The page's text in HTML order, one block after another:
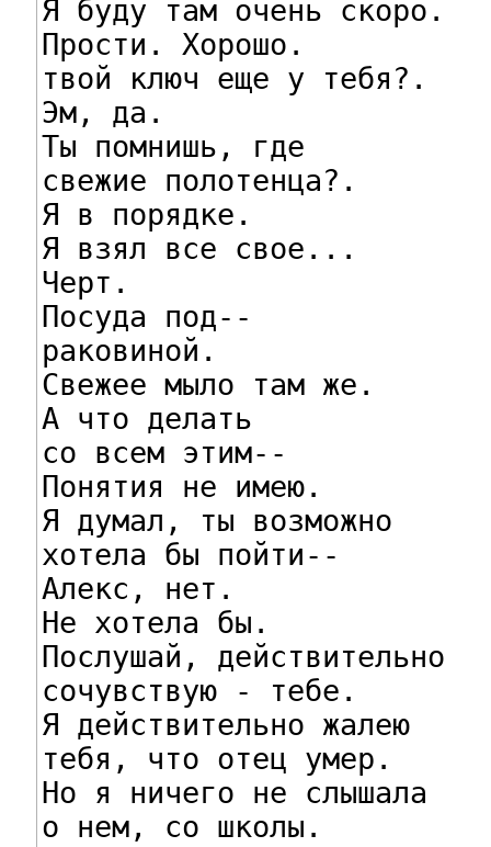
Я буду там очень скоро.
Прости. Хорошо.
твой ключ еще у тебя?.
Эм, да.
Ты помнишь, где
свежие полотенца?.
Я в порядке.
Я взял все свое...
Черт.
Посуда под--
раковиной.
Свежее мыло там же.
А что делать
со всем этим--
Понятия не имею.
Я думал, ты возможно
хотела бы пойти--
Алекс, нет.
Не хотела бы.
Послушай, действительно
сочувствую - тебе.
Я действительно жалею
тебя, что отец умер.
Но я ничего не слышала
о нем, со школы.